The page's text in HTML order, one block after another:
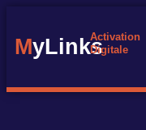
MyLinksActivation
Digitale